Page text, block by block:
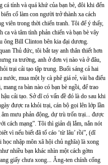
tính và quá khứ của bạn bè, đôi khi đến
cố làm con người trở thành xa cách
viên trong thời chiến tranh. Tôi để ý thấy,
ca và tâm tình phản chiến và bạn bè vây
ông Bill Clinton bên kia đại dương.
Thủ đức, tôi bắt tay anh thân thiết hơn
ra trường, anh ở đơn vị nào và ở đâu,
trại cải tạo tập trung. Buổi sáng cả hai
mua một ly cà phê giá rẻ, vài ba điếu
ra bàn nào có bạn bè ngồi, để trao
cải tạo. Sở dĩ có vấn đề đó là do sau khi
được ra khỏi trại, cán bộ gọi lên lớp lần
mưu phản động, dự trù trốn trại... được
cách mạng”. Tôi thì giản dị lắm, nắn nót
vì nếu biết đã tố cáo ‘từ lâu’ rồi”, (dĩ
nhập môn xã hội chủ nghĩa) là xong
nhiều bạn khác nhìn một cách gờm
giấy chưa xong... Ăng-ten chính cống